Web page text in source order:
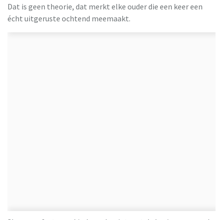
Dat is geen theorie, dat merkt elke ouder die een keer een
écht uitgeruste ochtend meemaakt.